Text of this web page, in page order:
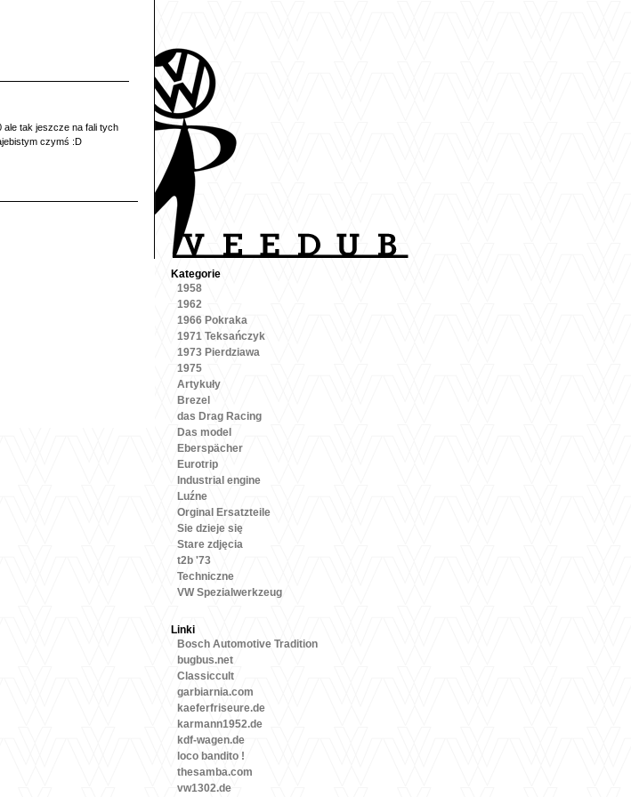
ale tak jeszcze na fali tych
czymś :D
Kategorie
1958
1962
1966 Pokraka
1971 Teksańczyk
1973 Pierdziawa
1975
Artykuły
Brezel
das Drag Racing
Das model
Eberspächer
Eurotrip
Industrial engine
Luźne
Orginal Ersatzteile
Sie dzieje się
Stare zdjęcia
t2b '73
Techniczne
VW Spezialwerkzeug
Linki
Bosch Automotive Tradition
bugbus.net
Classiccult
garbiarnia.com
kaeferfriseure.de
karmann1952.de
kdf-wagen.de
loco bandito !
thesamba.com
vw1302.de